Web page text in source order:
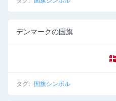
デンマークの国旗
タグ: 国旗シンボル